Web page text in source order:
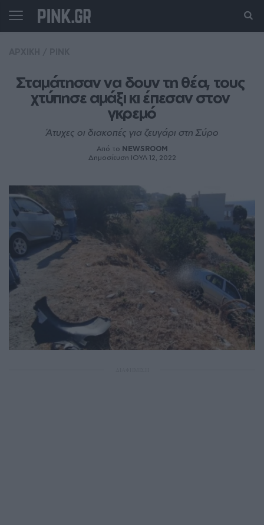
Σταμάτησαν να δουν τη θέα, τους
χτύπησε αμάξι κι έπεσαν στον
γκρεμό
Άτυχες οι διακοπές για ζευγάρι στη Σύρο
Από το NEWSROOM
Δημοσίευση ΙΟΥΛ 12, 2022